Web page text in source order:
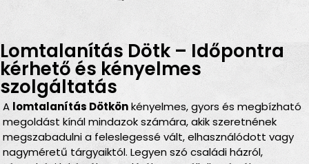
Lomtalanítás Dötk – Időpontra
kérhető és kényelmes
szolgáltatás
A lomtalanítás Dötkönkényelmes, gyors és megbízható
megoldást kínál mindazok számára, akik szeretnének
megszabadulni a feleslegessé vált, elhasználódott vagy
nagyméretű tárgyaiktól. Legyen szó családi házról,